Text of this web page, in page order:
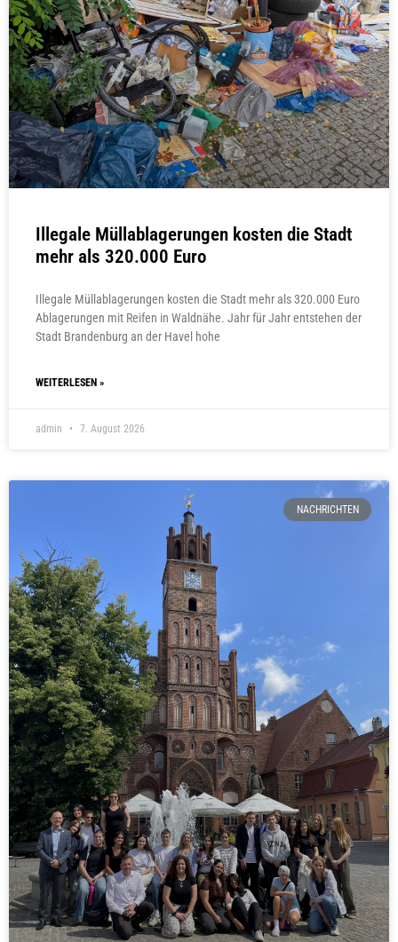
Illegale Müllablagerungen kosten die Stadt
mehr als 320.000 Euro
Illegale Müllablagerungen kosten die Stadt mehr als 320.000 Euro
Ablagerungen mit Reifen in Waldnähe. Jahr für Jahr entstehen der
Stadt Brandenburg an der Havel hohe
WEITERLESEN »
admin 7. August 2026
NACHRICHTEN